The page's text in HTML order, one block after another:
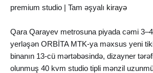
premium studio | Tam əşyalı kirayə
Qara Qarayev metrosuna piyada cəmi
yerləşən ORBİTA MTK-ya məxsus yeni
binanın 13-cü mərtəbəsində, dizayner
olunmuş 40 kvm studio tipli mənzil